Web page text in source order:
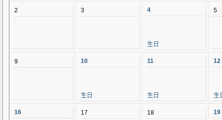
2 3 4
生日
5
9 10
生日
11
生日
12
生
16 17 18 19